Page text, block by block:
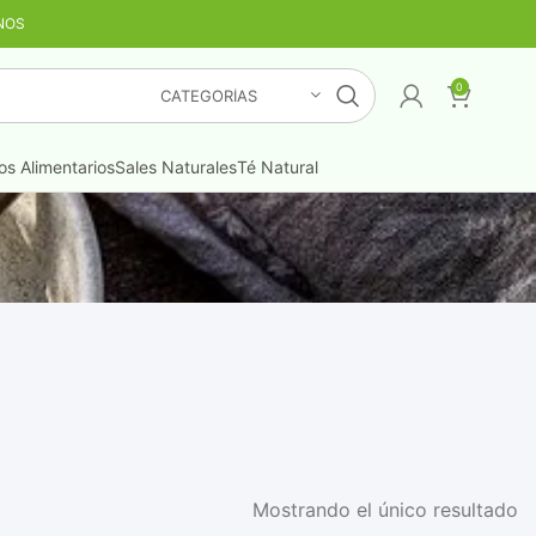
CATEGORÍAS 0
AlimentariosSales NaturalesTé Natural
Mostrando el único resultado